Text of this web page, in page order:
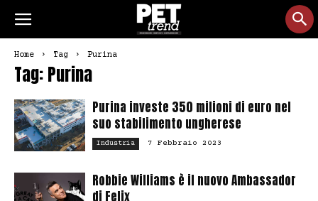
Home Tag Purina
Tag: Purina
Purina investe 350 milioni di euro nel
suo stabilimento ungherese
Industria 7 Febbraio 2023
Robbie Williams è il nuovo Ambassador
di Felix